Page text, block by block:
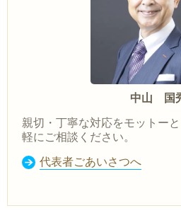
中山 国
親切・丁寧な対応をモットー
軽にご相談ください。
代表者ごあいさつへ